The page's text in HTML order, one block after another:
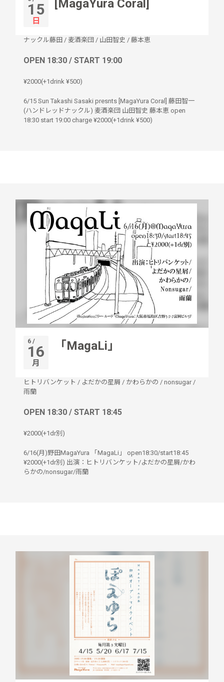
15
日
[MagaYura Coral]
ナックル藤田 / 麦酒楽団 / 山田智史 / 藤本恵
OPEN 18:30 / START 19:00
¥2000(+1drink ¥500)
6/15 Sun Takashi Sasaki presnts [MagaYura Coral] 藤田智一
(ハンドレッドナックル) 麦酒楽団 山田智史 藤本恵 open
18:30 start 19:00 charge ¥2000(+1drink ¥500)
6 /
16
月
「MagaLi」
ヒトリバンケット / よだかの星屑 / かわらかの / nonsugar /
雨蘭
OPEN 18:30 / START 18:45
¥2000(+1dr別)
6/16(月)野田MagaYura 「MagaLi」 open18:30/start18:45
¥2000(+1dr別) 出演：ヒトリバンケット/よだかの星屑/かわ
らかの/nonsugar/雨蘭